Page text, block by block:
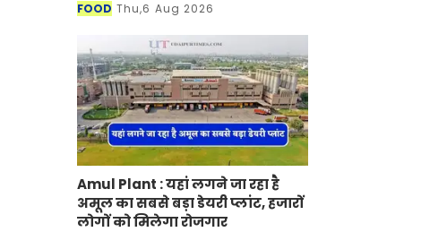
FOOD Thu,6 Aug 2026
Amul Plant : यहां लगने जा रहा है
अमूल का सबसे बड़ा डेयरी प्लांट, हजारों
लोगों को मिलेगा रोजगार